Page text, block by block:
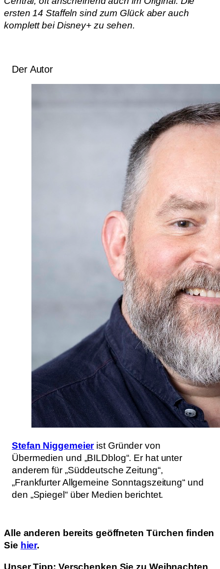
ersten 14 Staffeln sind zum Glück aber auch
komplett bei Disney+ zu sehen.
Der Autor
Stefan Niggemeierist Gründer von
Übermedien und „BILDblog“. Er hat unter
anderem für „Süddeutsche Zeitung“,
„Frankfurter Allgemeine Sonntagszeitung“ und
den „Spiegel“ über Medien berichtet.
Alle anderen bereits geöffneten Türchen finden
Sie hier.
Unser Tipp: Verschenken Sie zu Weihnachten